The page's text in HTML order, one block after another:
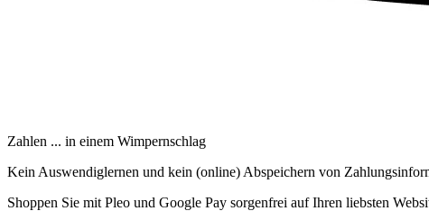
Zahlen ... in einem Wimpernschlag
Kein Auswendiglernen und kein (online) Abspeichern von
Shoppen Sie mit Pleo und Google Pay sorgenfrei auf Ihren liebsten